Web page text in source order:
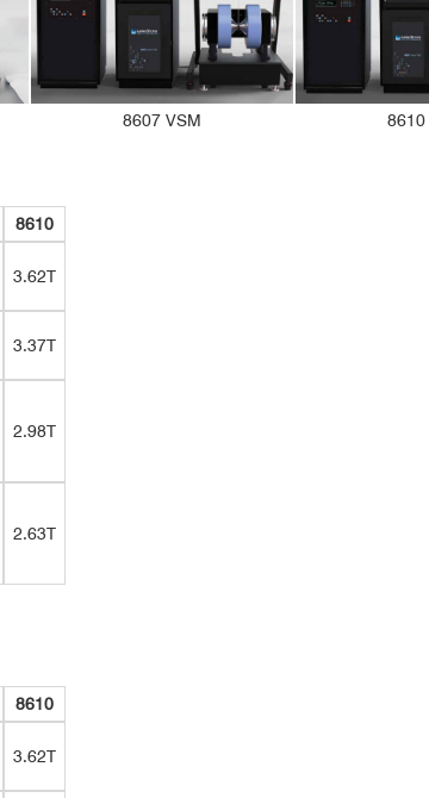
8607 VSM 8610
8610
3.62T
3.37T
2.98T
2.63T
8610
3.62T
2）
Italy
无样品背景噪声测试，噪声峰值119.5 nemu - 800 nemu
无样品背景噪声测试，噪声峰值13 nemu - 50 nemu